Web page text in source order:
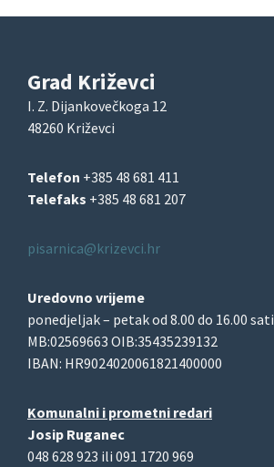
Grad Križevci
I. Z. Dijankovečkoga 12
48260 Križevci
Telefon +385 48 681 411
Telefaks +385 48 681 207
pisarnica@krizevci.hr
Uredovno vrijeme
ponedjeljak – petak od 8.00 do 16.00 sati
MB:02569663 OIB:35435239132
IBAN: HR9024020061821400000
Komunalni i prometni redari
Josip Ruganec
048 628 923 ili 091 1720 969